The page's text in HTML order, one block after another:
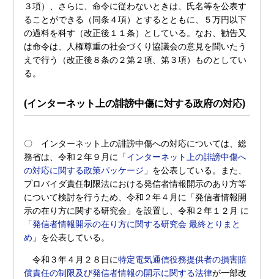
３項）、さらに、命令に従わないときは、氏名等を公表す
ることができる（同条４項）とするとともに、５万円以下
の過料を科す（改正後１１条）としている。なお、勧告又
は命令は、人権尊重の社会づくり協議会の意見を聞いたう
えで行う（改正後８条の２第２項、第３項）ものとしてい
る。
(インターネット上の誹謗中傷に対する政府の対応)
〇 インターネット上の誹謗中傷への対応については、総
務省は、令和２年９月に「インターネット上の誹謗中傷へ
の対応に関する政策パッケージ 」を公表している。また、
プロバイダ責任制限法における発信者情報開示のあり方等
について検討を行うため、令和２年４月に「発信者情報開
示の在り方に関する研究会」を設置し、令和２年１２月 に
「発信者情報開示の在り方に関する研究会 最終とりまと
め 」を公表している。
令和３年４月２８日に特定電気通信役務提供者の損害賠
償責任の制限及び発信者情報の開示に関する法律が一部改